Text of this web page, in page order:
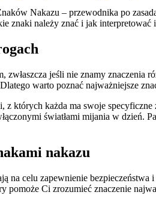
Nakazu – przewodnika​ po⁤
znaki należy znać i jak interpretować
zwłaszcza ‌jeśli nie znamy
warto ⁢poznać najważniejsze
których‍ każda ​ma swoje specyficzne
światłami mijania w dzień.
nakazu
na ⁣celu zapewnienie
pomoże Ci zrozumieć znaczenie